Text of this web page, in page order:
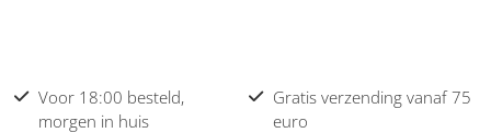
Voor 18:00 besteld,
morgen in huis
Gratis verzending vanaf 75
euro